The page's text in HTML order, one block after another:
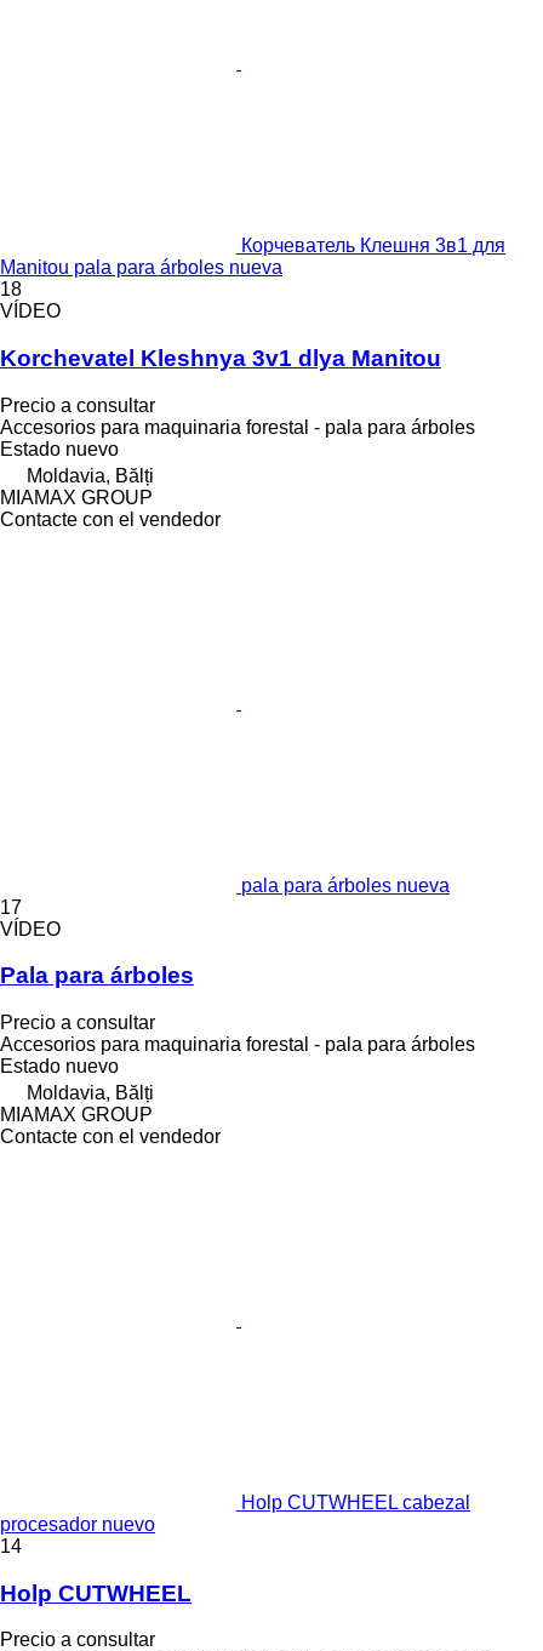
Корчеватель Клешня 3в1 для
Manitou pala para árboles nueva
18
VÍDEO
Korchevatel Kleshnya 3v1 dlya Manitou
Precio a consultar
Accesorios para maquinaria forestal - pala para árboles
Estado nuevo
Moldavia, Bălți
MIAMAX GROUP
Contacte con el vendedor
pala para árboles nueva
17
VÍDEO
Pala para árboles
Precio a consultar
Accesorios para maquinaria forestal - pala para árboles
Estado nuevo
Moldavia, Bălți
MIAMAX GROUP
Contacte con el vendedor
Holp CUTWHEEL cabezal
procesador nuevo
14
Holp CUTWHEEL
Precio a consultar